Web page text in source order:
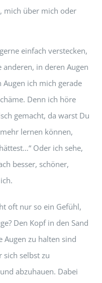
mich über mich oder
einfach verstecken,
in deren Augen
ich mich gerade
Denn ich höre
gemacht, da warst Du
lernen können,
Oder ich sehe,
besser, schöner,
oft nur so ein Gefühl,
Den Kopf in den Sand
Augen zu halten sind
sich selbst zu
abzuhauen. Dabei